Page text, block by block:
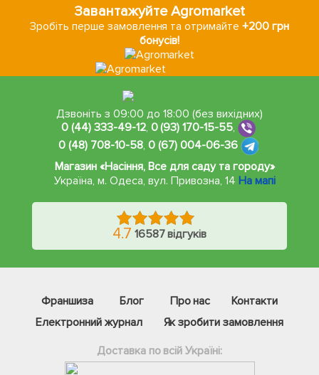
Завантажуйте Agromarket
Зробіть перше замовлення та отримайте+200 грн
бонусів!
Дзвоніть з 09:00 до 18:00 (без вихідних)
0 (44) 333-49-12, 0 (93) 170-15-55,
0 (48) 708-10-58, 0 (67) 004-06-36
Магазин «Насіння, Все для саду та городу»
Україна, м. Одеса,вул. Привозна, 14 На мапі
4.7 16587 відгуків
Франшиза Блог Про нас
Контакти
Електронний журнал
Як зробити замовлення
Доставка по всій Україні: